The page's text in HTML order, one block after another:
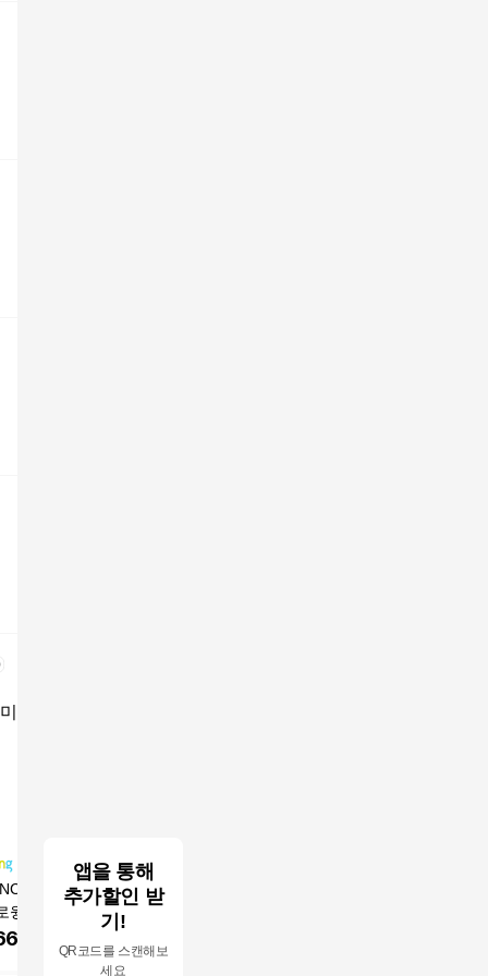
앱을 통해
추가할인 받
기!
QR코드를 스캔해보
세요
25SS 남성
윙 경량 우븐 방
트 조끼 7L3140
풍베스트#경량조
남성 집업 조끼베스트
루즈핏 여름 메쉬통기
트